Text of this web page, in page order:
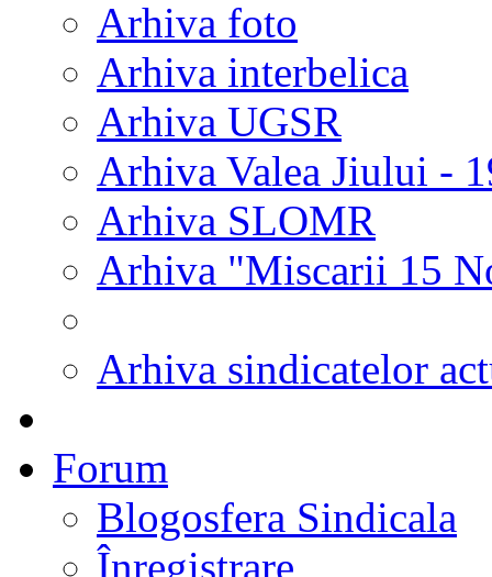
Arhiva foto
Arhiva interbelica
Arhiva UGSR
Arhiva Valea Jiului -
Arhiva SLOMR
Arhiva "Miscarii 15
Arhiva sindicatelor
Forum
Blogosfera Sindicala
Înregistrare